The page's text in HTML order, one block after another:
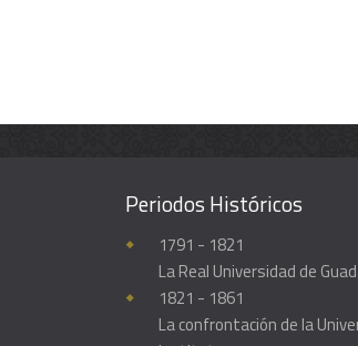
Enciclopedia histórica y biográfica de la
Periodos Históricos
1791 - 1821
La Real Universidad de
1821 - 1861
La confrontación de la